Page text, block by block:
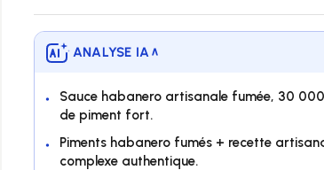
ANALYSE IA ∨
Sauce habanero artisanale fumée, 30
de piment fort.
Piments habanero fumés + recette
complexe authentique.